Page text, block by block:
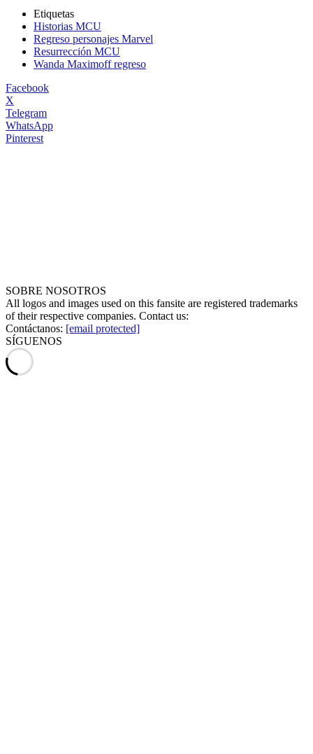
Etiquetas
Historias MCU
Regreso personajes Marvel
Resurrección MCU
Wanda Maximoff regreso
Facebook
X
Telegram
WhatsApp
Pinterest
SOBRE NOSOTROS
All logos and images used on this fansite are registered trademarks
of their respective companies. Contact us:
Contáctanos: [email protected]
SÍGUENOS